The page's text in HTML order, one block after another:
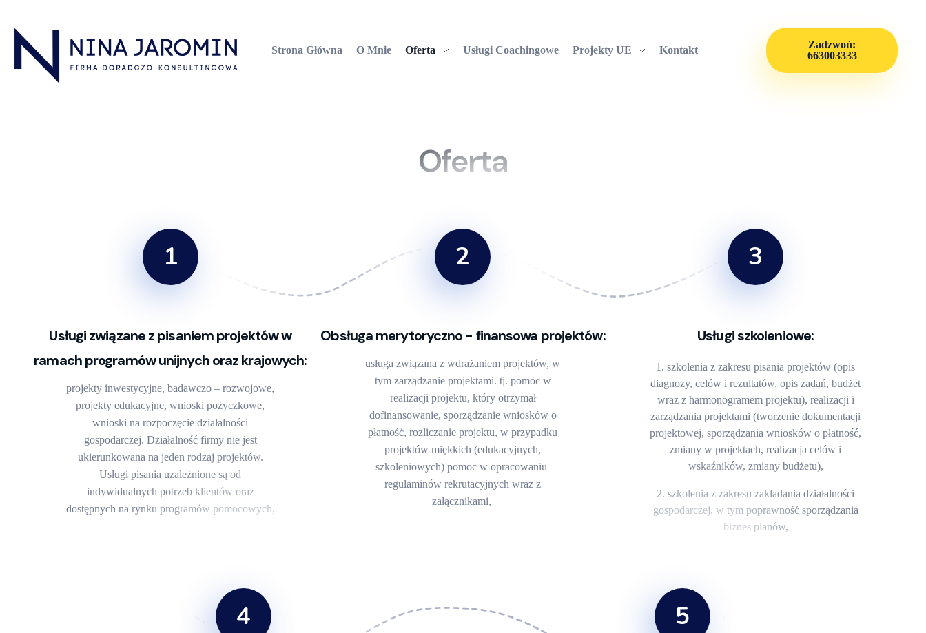
Strona Główna O Mnie Oferta Usługi Coachingowe Projekty UE Kontakt
Zadzwoń:
663003333
Oferta
1
Usługi związane z pisaniem projektów w
ramach programów unijnych oraz krajowych:
projekty inwestycyjne, badawczo – rozwojowe,
projekty edukacyjne, wnioski pożyczkowe,
wnioski na rozpoczęcie działalności
gospodarczej. Działalność firmy nie jest
ukierunkowana na jeden rodzaj projektów.
Usługi pisania uzależnione są od
indywidualnych potrzeb klientów oraz
dostępnych na rynku programów pomocowych,
2
Obsługa merytoryczno - finansowa projektów:
usługa związana z wdrażaniem projektów, w
tym zarządzanie projektami. tj. pomoc w
realizacji projektu, który otrzymał
dofinansowanie, sporządzanie wniosków o
płatność, rozliczanie projektu, w przypadku
projektów miękkich (edukacyjnych,
szkoleniowych) pomoc w opracowaniu
regulaminów rekrutacyjnych wraz z
załącznikami,
3
Usługi szkoleniowe:
szkolenia z zakresu pisania projektów (opis
diagnozy, celów i rezultatów, opis zadań, budżet
wraz z harmonogramem projektu), realizacji i
zarządzania projektami (tworzenie dokumentacji
projektowej, sporządzania wniosków o płatność,
zmiany w projektach, realizacja celów i
wskaźników, zmiany budżetu),
szkolenia z zakresu zakładania działalności
gospodarczej, w tym poprawność sporządzania
biznes planów,
4 5